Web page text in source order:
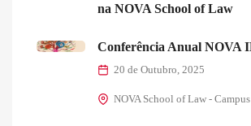
na NOVA School of Law
Conferência Anual NOVA
20 de Outubro, 2025
NOVA School of Law -